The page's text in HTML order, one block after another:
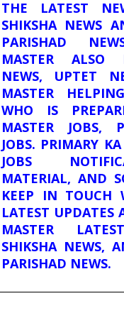
THE LATEST
SHIKSHA NEWS
PARISHAD
MASTER ALSO
NEWS, UPTET
MASTER
WHO IS
MASTER JOBS,
JOBS. PRIMARY
JOBS
MATERIAL, AND
KEEP IN TOUCH
LATEST UPDATES
MASTER
SHIKSHA NEWS,
PARISHAD NEWS.